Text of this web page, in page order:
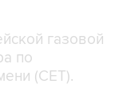
газовой
по
(CET).